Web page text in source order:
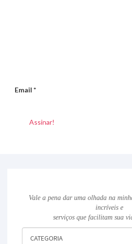
Email *
Vale a pena dar uma olhada na
incríveis e
serviços que facilitam sua